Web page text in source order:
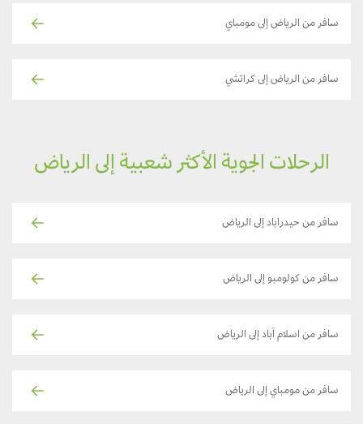
سافر من الرياض إلى مومباي
سافر من الرياض إلى كراتشي
الرحلات الجوية الأكثر شعبية إلى الرياض
سافر من حيدراباد إلى الرياض
سافر من كولومبو إلى الرياض
سافر من اسلام آباد إلى الرياض
سافر من مومباي إلى الرياض